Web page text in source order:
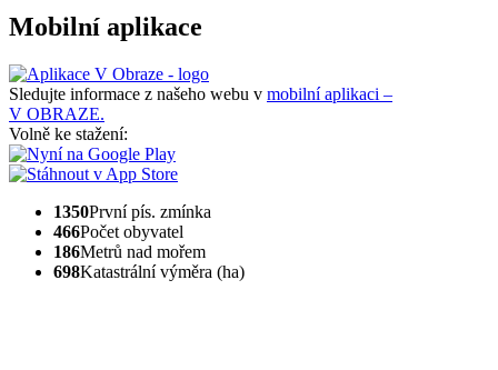
Mobilní aplikace
Sledujte informace z našeho webu v mobilní aplikaci –
V OBRAZE.
Volně ke stažení:
1350První pís. zmínka
466Počet obyvatel
186Metrů nad mořem
698Katastrální výměra (ha)